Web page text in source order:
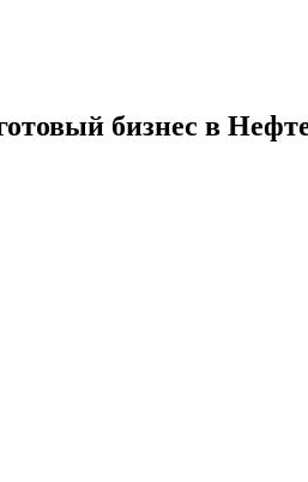
бизнес в